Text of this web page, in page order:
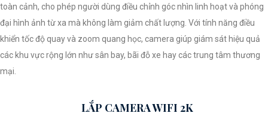
toàn cảnh, cho phép người dùng điều chỉnh góc nhìn linh hoạt và phóng
đại hình ảnh từ xa mà không làm giảm chất lượng. Với tính năng điều
khiển tốc độ quay và zoom quang học, camera giúp giám sát hiệu quả
các khu vực rộng lớn như sân bay, bãi đỗ xe hay các trung tâm thương
mại.
LẮP CAMERA WIFI 2K